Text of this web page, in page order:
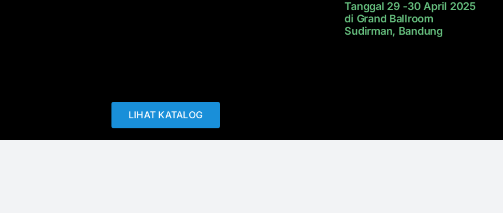
Tanggal 29 -30 April 2025
di Grand Ballroom
Sudirman, Bandung
LIHAT KATALOG